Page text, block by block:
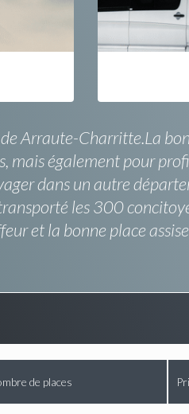
Arraute-Charritte.La
mais également pour
dans un autre
les 300
et la bonne place
de places